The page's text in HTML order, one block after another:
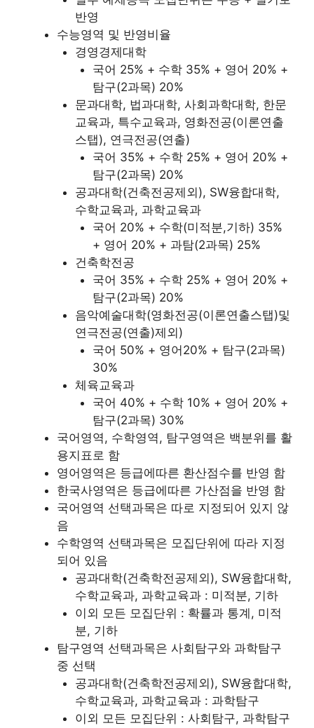
반영
수능영역 및 반영비율
경영경제대학
국어 25% + 수학 35% + 영어 20% +
탐구(2과목) 20%
문과대학, 법과대학, 사회과학대학, 한문
교육과, 특수교육과, 영화전공(이론연출
스탭), 연극전공(연출)
국어 35% + 수학 25% + 영어 20% +
탐구(2과목) 20%
공과대학(건축전공제외), SW융합대학,
수학교육과, 과학교육과
국어 20% + 수학(미적분,기하) 35%
+ 영어 20% + 과탐(2과목) 25%
건축학전공
국어 35% + 수학 25% + 영어 20% +
탐구(2과목) 20%
음악예술대학(영화전공(이론연출스탭)및
연극전공(연출)제외)
국어 50% + 영어20% + 탐구(2과목)
30%
체육교육과
국어 40% + 수학 10% + 영어 20% +
탐구(2과목) 30%
국어영역, 수학영역, 탐구영역은 백분위를 활
용지표로 함
영어영역은 등급에따른 환산점수를 반영 함
한국사영역은 등급에따른 가산점을 반영 함
국어영역 선택과목은 따로 지정되어 있지 않
음
수학영역 선택과목은 모집단위에 따라 지정
되어 있음
공과대학(건축학전공제외), SW융합대학,
수학교육과, 과학교육과 : 미적분, 기하
이외 모든 모집단위 : 확률과 통계, 미적
분, 기하
탐구영역 선택과목은 사회탐구와 과학탐구
중 선택
공과대학(건축학전공제외), SW융합대학,
수학교육과, 과학교육과 : 과학탐구
이외 모든 모집단위 : 사회탐구, 과학탐구